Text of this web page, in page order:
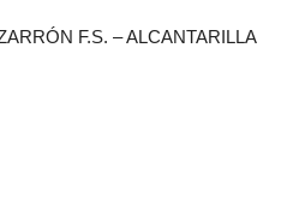
F.S. – ALCANTARILLA